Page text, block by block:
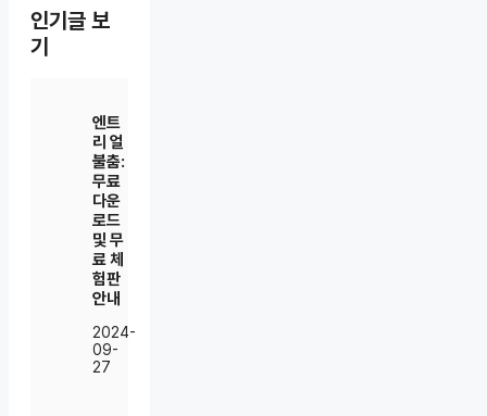
인기글 보
기
엔트
리 얼
불춤:
무료
다운
로드
및 무
료 체
험판
안내
2024-
09-
27